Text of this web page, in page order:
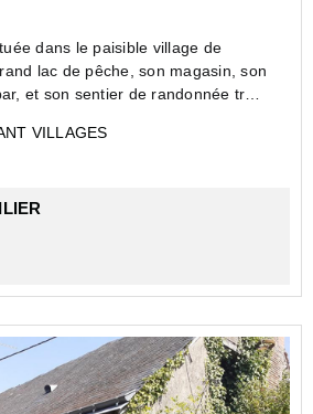
dans le paisible village de
lac de pêche, son magasin, son
et son sentier de randonnée très
étages, avec un grand bâtiment
VILLAGES